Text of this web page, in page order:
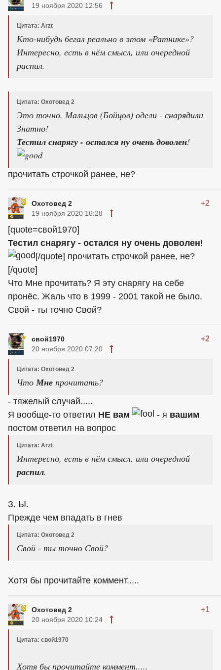
19 ноября 2020 12:56
Цитата: Arzt
Кто-нибудь бегал реально в этом «Ратнике»?
Интересно, есть в нём смысл, или очередной
распил.
Цитата: Охотовед 2
Это точно. Мальцов (Бойцов) одели - снарядили
Знатно!
Тестил снарягу - остался ну очень доволен!
прочитать строчкой ранее, не?
Охотовед 2 +2
19 ноября 2020 16:28
[quote=свой1970]
Тестил снарягу - остался ну очень доволен!
[/quote] прочитать строчкой ранее, не?
[/quote]
Что Мне прочитать? Я эту снарягу на себе
пронёс. Жаль что в 1999 - 2001 такой не было.
Свой - ты точно Свой?
свой1970 +2
20 ноября 2020 07:20
Цитата: Охотовед 2
ЧтоМне прочитать?
- тяжелый случай.....
Я вообще-то ответил НЕ вам - я вашим
постом ответил на вопрос
Цитата: Arzt
Интересно, есть в нём смысл, или очередной
распил.
З. Ы.
Прежде чем впадать в гнев
Цитата: Охотовед 2
Свой - ты точно Свой?
Хотя бы прочитайте коммент.....
Охотовед 2 +1
20 ноября 2020 10:24
Цитата: свой1970
Хотя бы прочитайте коммент.....